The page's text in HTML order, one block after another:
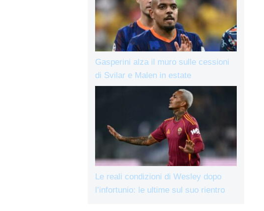
Gasperini alza il muro sulle cessioni
di Svilar e Malen in estate
Le reali condizioni di Wesley dopo
l’infortunio: le ultime sul suo rientro